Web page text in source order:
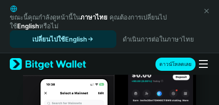
English
日本語
Tiếng Việt
Español (Latinoamérica)
Türkçe
Italiano
ขณะนี้คุณกำลังดูหน้านี้ในภาษาไทย คุณต้องการเปลี่ยนไป
ใช้Englishหรือไม่
เปลี่ยนไปใช้English
ดำเนินการต่อในภาษาไทย
ดาวน์โหลดเลย